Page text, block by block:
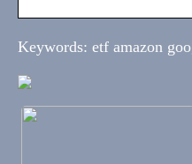
Keywords: etf amazon